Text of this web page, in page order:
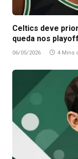
Celtics deve
queda nos
06/05/2026 4 Mins